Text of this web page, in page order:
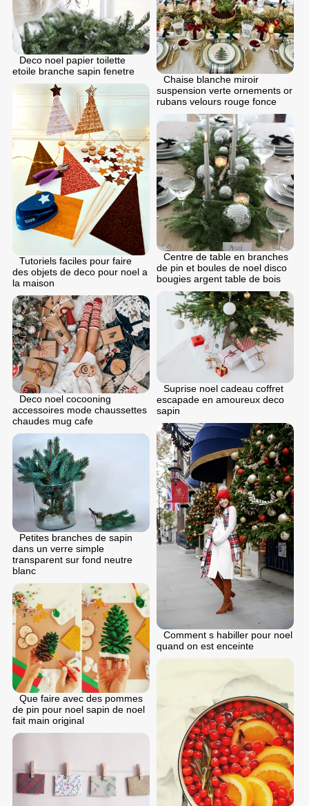
Deco noel papier toilette
etoile branche sapin fenetre
Chaise blanche miroir
suspension verte ornements or
rubans velours rouge fonce
Tutoriels faciles pour faire
des objets de deco pour noel a
la maison
Centre de table en branches
de pin et boules de noel disco
bougies argent table de bois
Suprise noel cadeau coffret
escapade en amoureux deco
sapin
Deco noel cocooning
accessoires mode chaussettes
chaudes mug cafe
Comment s habiller pour noel
quand on est enceinte
Petites branches de sapin
dans un verre simple
transparent sur fond neutre
blanc
Que faire avec des pommes
de pin pour noel sapin de noel
fait main original